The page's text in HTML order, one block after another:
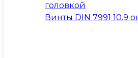
головкой
Винты DIN 7991 10.9